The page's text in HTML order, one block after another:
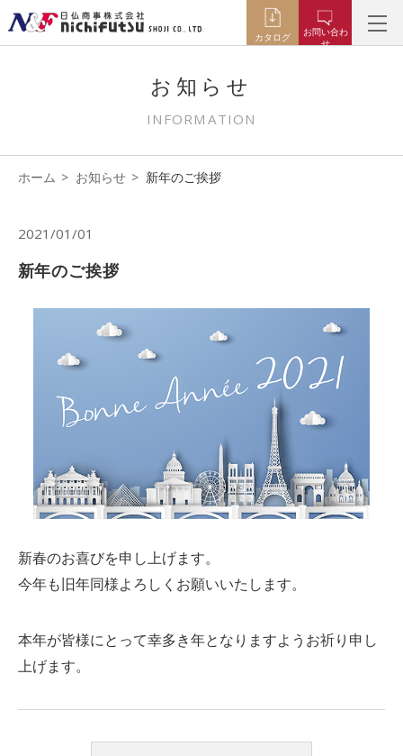
カタログ
お問い合わ
せ
お知らせ
INFORMATION
ホーム お知らせ 新年のご挨拶
2021/01/01
新年のご挨拶
新春のお喜びを申し上げます。
今年も旧年同様よろしくお願いいたします。
本年が皆様にとって幸多き年となりますようお祈り申し
上げます。